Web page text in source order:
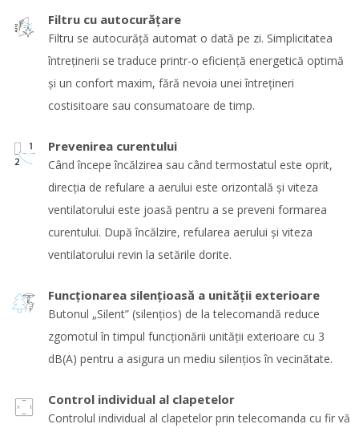
Filtru cu autocurăţare
Filtru se autocurăţă automat o dată pe zi. Simplicitatea
întreţinerii se traduce printr-o eficienţă energetică optimă
şi un confort maxim, fără nevoia unei întreţineri
costisitoare sau consumatoare de timp.
Prevenirea curentului
Când începe încălzirea sau când termostatul este oprit,
direcţia de refulare a aerului este orizontală şi viteza
ventilatorului este joasă pentru a se preveni formarea
curentului. După încălzire, refularea aerului şi viteza
ventilatorului revin la setările dorite.
Funcţionarea silenţioasă a unităţii exterioare
Butonul „Silent” (silenţios) de la telecomandă reduce
zgomotul în timpul funcţionării unităţii exterioare cu 3
dB(A) pentru a asigura un mediu silenţios în vecinătate.
Control individual al clapetelor
Controlul individual al clapetelor prin telecomanda cu fir vă